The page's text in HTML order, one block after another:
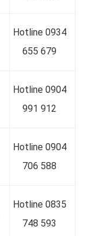
Hotline 0934
655 679
Hotline 0904
991 912
Hotline 0904
706 588
Hotline 0835
748 593